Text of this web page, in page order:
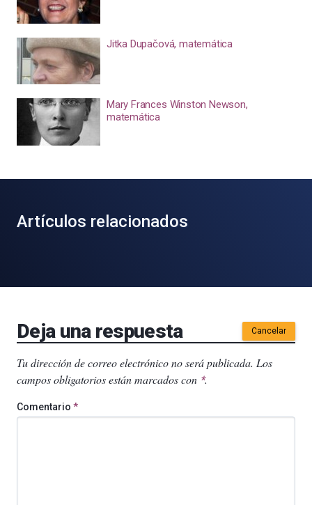
Jitka Dupačová, matemática
Mary Frances Winston Newson,
matemática
Artículos relacionados
Deja una respuesta Cancelar
Tu dirección de correo electrónico no será publicada. Los
campos obligatorios están marcados con *.
Comentario *